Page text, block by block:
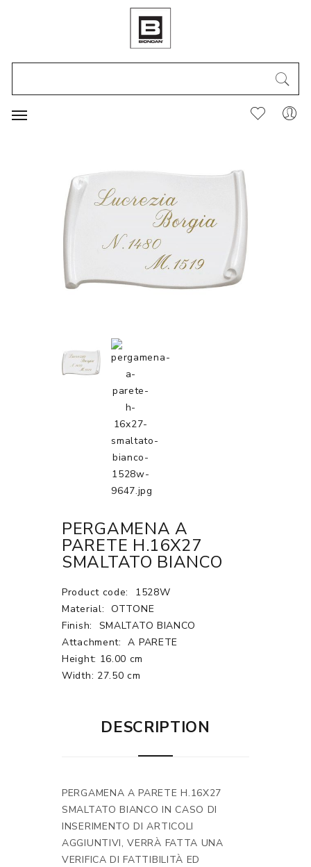
PERGAMENA A
PARETE H.16X27
SMALTATO BIANCO
Product code:
1528W
Material: OTTONE
Finish:
SMALTATO BIANCO
Attachment:
A PARETE
Height: 16.00 cm
Width: 27.50 cm
DESCRIPTION
PERGAMENA A PARETE H.16X27
SMALTATO BIANCO IN CASO DI
INSERIMENTO DI ARTICOLI
AGGIUNTIVI, VERRÀ FATTA UNA
VERIFICA DI FATTIBILITÀ ED